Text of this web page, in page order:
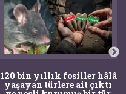
120 bin yıllık fosiller hâlâ
yaşayan türlere ait çıktı